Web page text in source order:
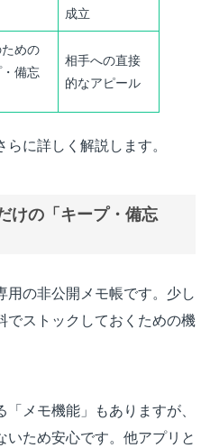
成立
めの
備忘
相手への直接
的なアピール
に詳しく解説します。
けの「キープ・備忘
の非公開メモ帳です。少し
でストックしておくための機
メモ機能」もありますが、
ため安心です。他アプリと